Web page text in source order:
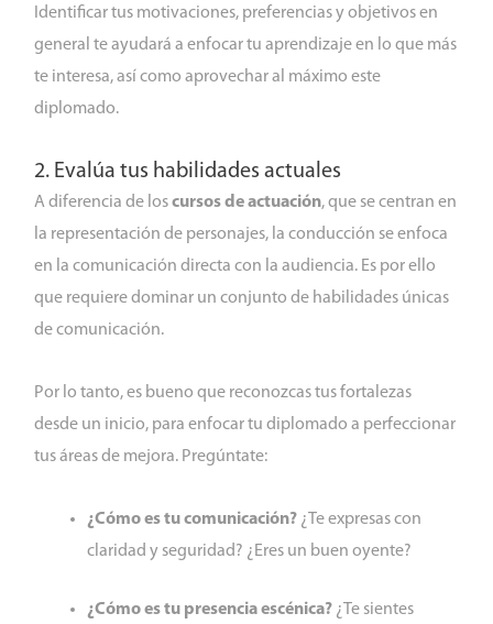
Identificar tus motivaciones, preferencias y objetivos en
general te ayudará a enfocar tu aprendizaje en lo que más
te interesa, así como aprovechar al máximo este
diplomado.
2. Evalúa tus habilidades actuales
A diferencia de loscursos de actuación, que se centran en
la representación de personajes, la conducción se enfoca
en la comunicación directa con la audiencia. Es por ello
que requiere dominar un conjunto de habilidades únicas
de comunicación.
Por lo tanto, es bueno que reconozcas tus fortalezas
desde un inicio, para enfocar tu diplomado a perfeccionar
tus áreas de mejora. Pregúntate:
¿Cómo es tu comunicación? ¿Te expresas con
claridad y seguridad? ¿Eres un buen oyente?
¿Cómo es tu presencia escénica? ¿Te sientes